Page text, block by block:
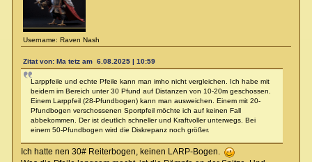
Username: Raven Nash
Zitat von: Ma tetz am 6.08.2025 | 10:59
Larppfeile und echte Pfeile kann man imho nicht vergleichen. Ich habe mit
beidem im Bereich unter 30 Pfund auf Distanzen von 10-20m geschossen.
Einem Larppfeil (28-Pfundbogen) kann man ausweichen. Einem mit 20-
Pfundbogen verschossenen Sportpfeil möchte ich auf keinen Fall
abbekommen. Der ist deutlich schneller und Kraftvoller unterwegs. Bei
einem 50-Pfundbogen wird die Diskrepanz noch größer.
Ich hatte nen 30# Reiterbogen, keinen LARP-Bogen.